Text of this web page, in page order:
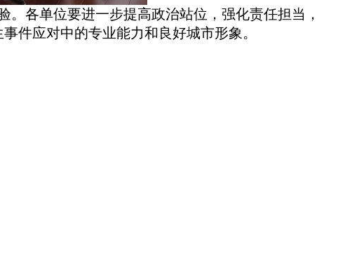
各单位要进一步提高政治站位，强化责任担当，
件应对中的专业能力和良好城市形象。